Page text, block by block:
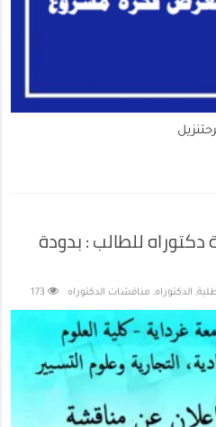
للطالب : بدودة
, الدكتوراه, مناقشات الدكتوراه 173